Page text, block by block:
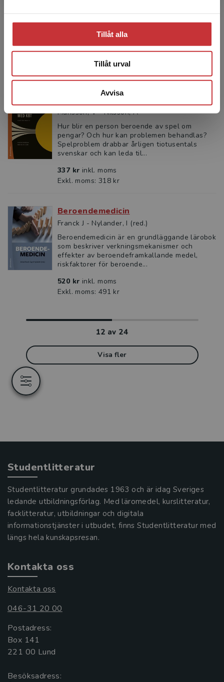
Tillåt alla
Tillåt urval
Avvisa
Spelproblem drabbar årligen tiotusentals
svenskar och kan leda til...
209 krinkl. moms
Exkl. moms: 197 kr
Månsson, V - Nilsson, A
Hur blir en person beroende av spel om
pengar? Och hur kan problemen behandlas?
Spelproblem drabbar årligen tiotusentals
svenskar och kan leda til...
337 kr inkl. moms
Exkl. moms: 318 kr
Beroendemedicin
Franck J - Nylander, I (red.)
Beroendemedicin är en grundläggande lärobok
som beskriver verkningsmekanismer och
effekter av beroendeframkallande medel,
riskfaktorer för beroende...
520 kr inkl. moms
Exkl. moms: 491 kr
12 av 24
Visa fler
Studentlitteratur
Studentlitteratur grundades 1963 och är idag Sveriges
ledande utbildningsförlag. Med läromedel, kurslitteratur,
facklitteratur, utbildningar och digitala
informationstjänster i utbudet, finns Studentlitteratur med
längs hela kunskapsresan.
Kontakta oss
Kontakta oss
046-31 20 00
Postadress:
Box 141
221 00 Lund
Besöksadress: